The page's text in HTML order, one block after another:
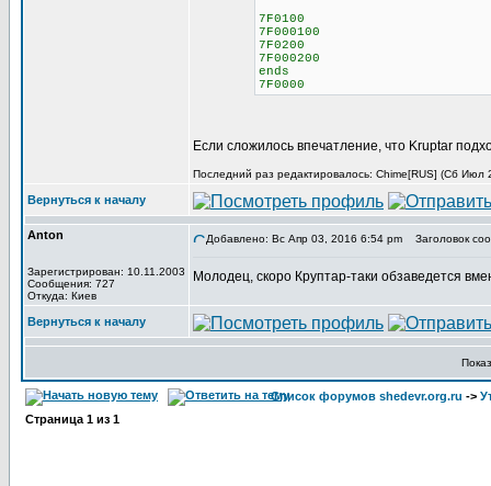
7F0100
7F000100
7F0200
7F000200
ends
7F0000
Если сложилось впечатление, что Kruptar
Последний раз редактировалось: Chime[RUS] (Сб Июл
Вернуться к началу
Anton
Зарегистрирован: 10.11.2003
Сообщения: 727
Откуда: Киев
Добавлено: Вс Апр 03, 2016 6:54 pm Заголовок
Молодец, скоро Круптар-таки обзаведется
Вернуться к началу
Список форумов shedevr.org.ru ->
Страница 1 из 1